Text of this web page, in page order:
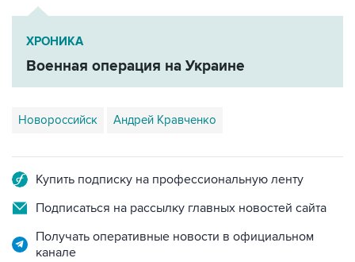
ХРОНИКА
Военная операция на Украине
Новороссийск Андрей Кравченко
Купить подписку на профессиональную ленту
Подписаться на рассылку главных новостей сайта
Получать оперативные новости в официальном
канале